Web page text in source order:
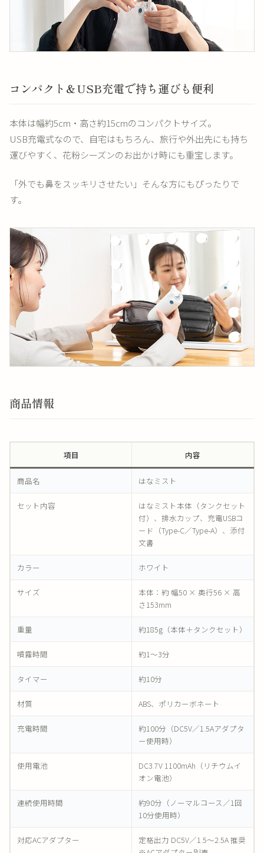
コンパクト＆USB充電で持ち運びも便利
本体は幅約5cm・高さ約15cmのコンパクトサイズ。
USB充電式なので、自宅はもちろん、旅行や外出先にも持ち
運びやすく、花粉シーズンのお出かけ時にも重宝します。
「外でも鼻をスッキリさせたい」そんな方にもぴったりで
す。
商品情報
項目 内容
商品名 はなミスト
セット内容
はなミスト本体（タンクセット
付）、排水カップ、充電USBコ
ード（Type-C／Type-A）、添付
文書
カラー ホワイト
サイズ
本体：約 幅50 × 奥行56 × 高
さ153mm
重量 約185g（本体＋タンクセット）
噴霧時間 約1～3分
タイマー 約10分
材質 ABS、ポリカーボネート
充電時間
約100分（DC5V／1.5Aアダプタ
ー使用時）
使用電池
DC3.7V 1100mAh（リチウムイ
オン電池）
連続使用時間
約90分（ノーマルコース／1回
10分使用時）
対応ACアダプター
定格出力 DC5V／1.5～2.5A 推奨